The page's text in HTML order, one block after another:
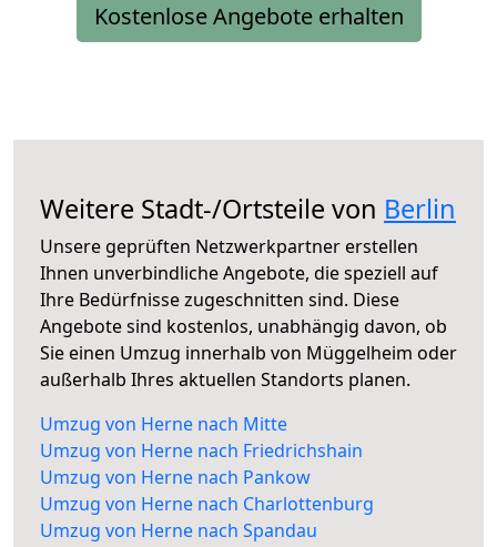
Kostenlose Angebote erhalten
Weitere Stadt-/Ortsteile von Berlin
Unsere geprüften Netzwerkpartner erstellen
Ihnen unverbindliche Angebote, die speziell auf
Ihre Bedürfnisse zugeschnitten sind. Diese
Angebote sind kostenlos, unabhängig davon, ob
Sie einen Umzug innerhalb von Müggelheim oder
außerhalb Ihres aktuellen Standorts planen.
Umzug von Herne nach Mitte
Umzug von Herne nach Friedrichshain
Umzug von Herne nach Pankow
Umzug von Herne nach Charlottenburg
Umzug von Herne nach Spandau